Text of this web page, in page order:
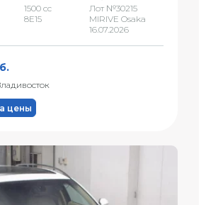
1500 сс
8E15
Лот №30215
MIRIVE Osaka
16.07.2026
цены